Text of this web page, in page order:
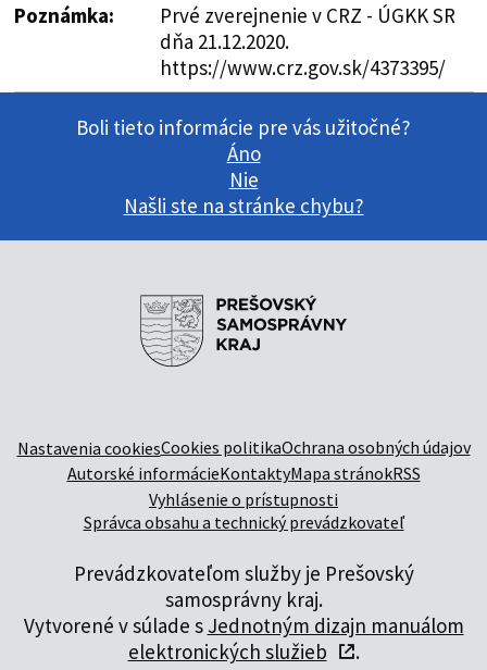
Poznámka:
Prvé zverejnenie v CRZ - ÚGKK SR
dňa 21.12.2020.
https://www.crz.gov.sk/4373395/
Boli tieto informácie pre vás užitočné?
Áno
Nie
Našli ste na stránke chybu?
Nastavenia cookiesCookies politikaOchrana osobných údajov
Autorské informácieKontaktyMapa stránokRSS
Vyhlásenie o prístupnosti
Správca obsahu a technický prevádzkovateľ
Prevádzkovateľom služby je Prešovský
samosprávny kraj.
Vytvorené v súlade s Jednotným dizajn manuálom
elektronických služieb
.